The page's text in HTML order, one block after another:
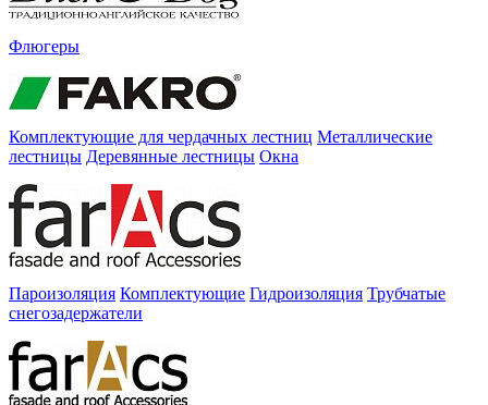
Флюгеры
Комплектующие для чердачных лестниц Металлические
лестницы Деревянные лестницы Окна
Пароизоляция Комплектующие Гидроизоляция Трубчатые
снегозадержатели